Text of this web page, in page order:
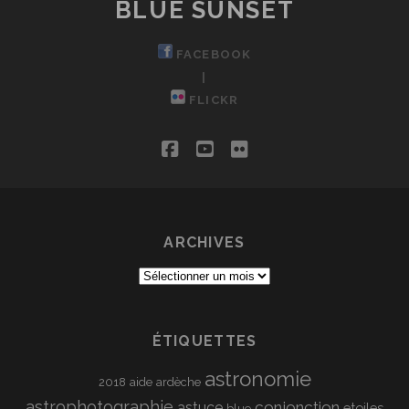
BLUE SUNSET
FACEBOOK
FLICKR
facebook
youtube
flickr
ARCHIVES
Archives
ÉTIQUETTES
2018 aide ardèche astronomie